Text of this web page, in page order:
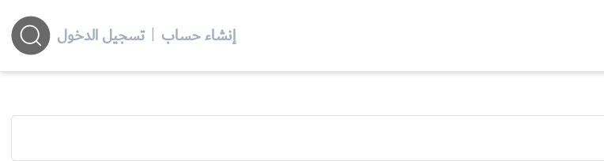
إنشاء حساب | تسجيل الدخول